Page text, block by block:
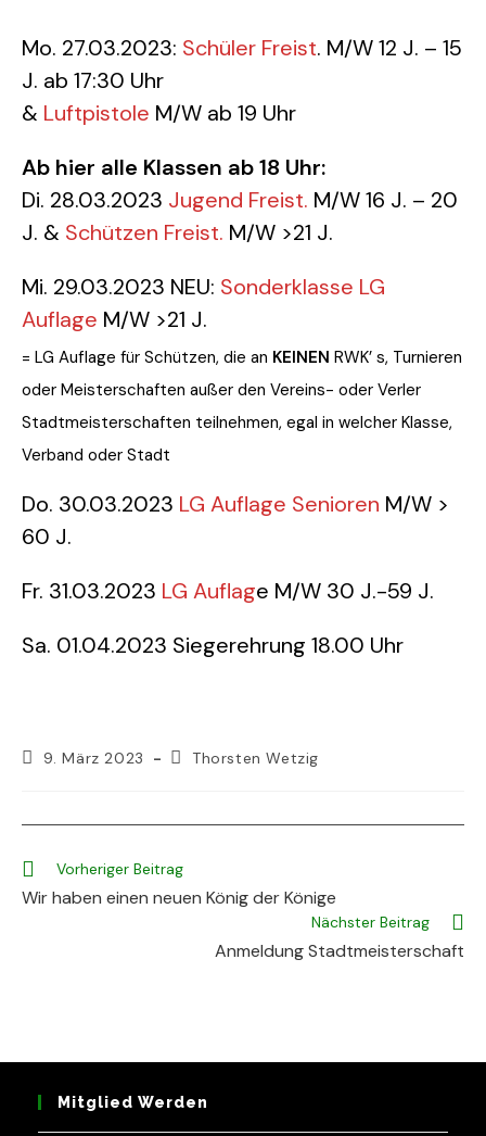
Mo. 27.03.2023: Schüler Freist. M/W 12 J. – 15
J. ab 17:30 Uhr
& Luftpistole M/W ab 19 Uhr
Ab hier alle Klassen ab 18 Uhr:
Di. 28.03.2023 Jugend Freist. M/W 16 J. – 20
J. & Schützen Freist. M/W >21 J.
Mi. 29.03.2023 NEU: Sonderklasse LG
Auflage M/W >21 J.
= LG Auflage für Schützen, die an KEINEN RWK’ s, Turnieren
oder Meisterschaften außer den Vereins- oder Verler
Stadtmeisterschaften teilnehmen, egal in welcher Klasse,
Verband oder Stadt
Do. 30.03.2023 LG Auflage Senioren M/W >
60 J.
Fr. 31.03.2023 LG Auflage M/W 30 J.-59 J.
Sa. 01.04.2023 Siegerehrung 18.00 Uhr
Beitrag
9. März 2023
Beitrags-
Thorsten Wetzig
Weitere
Artikel
Vorheriger Beitrag
Wir haben einen neuen König der Könige
Nächster Beitrag
Anmeldung Stadtmeisterschaft
Mitglied Werden